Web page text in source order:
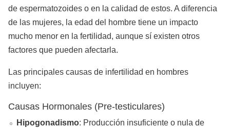
de espermatozoides o en la calidad de estos. A diferencia
de las mujeres, la edad del hombre tiene un impacto
mucho menor en la fertilidad, aunque sí existen otros
factores que pueden afectarla.
Las principales causas de infertilidad en hombres
incluyen:
Causas Hormonales (Pre-testiculares)
Hipogonadismo: Producción insuficiente o nula de